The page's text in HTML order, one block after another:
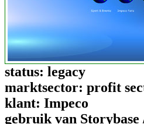
status: legacy
marktsector: profit
klant: Impeco
gebruik van Storybase